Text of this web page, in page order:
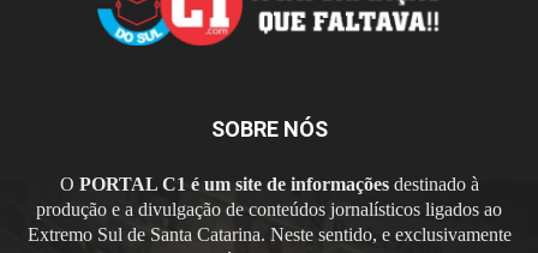
SOBRE NÓS
O PORTAL C1 é um site de informaçõesdestinado à
produção e a divulgação de conteúdos jornalísticos ligados ao
Extremo Sul de Santa Catarina. Neste sentido, e exclusivamente